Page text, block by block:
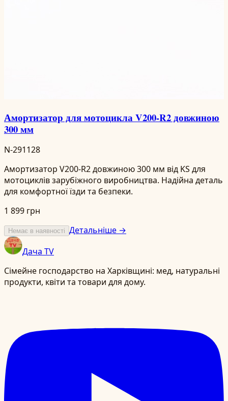
Амортизатор для мотоцикла V200-R2 довжиною
300 мм
N-291128
Амортизатор V200-R2 довжиною 300 мм від KS для
мотоциклів зарубіжного виробництва. Надійна деталь
для комфортної їзди та безпеки.
1 899 грн
Немає в наявності Детальніше →
Дача TV
Сімейне господарство на Харківщині: мед, натуральні
продукти, квіти та товари для дому.